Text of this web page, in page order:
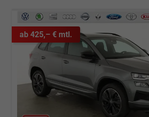
ab 425,– € mtl.